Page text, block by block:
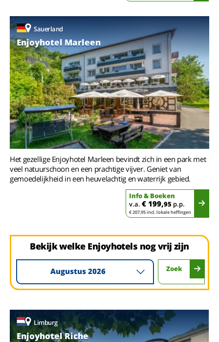
Sauerland
Enjoyhotel Marleen
Het gezellige Enjoyhotel Marleen bevindt zich in een park met
veel natuurschoon en een prachtige vijver. Geniet van
gemoedelijkheid in een heuvelachtig en waterrijk gebied.
Info & Boeken
v.a. € 199,95 p.p.
€ 207,95 incl. lokale heffingen
Bekijk welke Enjoyhotels nog vrij zijn
Augustus 2026 Zoek
Limburg
Enjoyhotel Riche